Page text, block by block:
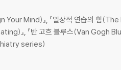
Your Mind)』, 『일상적 연습의 힘
』, 『반 고흐 블루스(Van Gogh
series)